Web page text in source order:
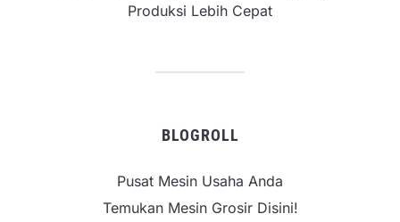
Produksi Lebih Cepat
BLOGROLL
Pusat Mesin Usaha Anda
Temukan Mesin Grosir Disini!